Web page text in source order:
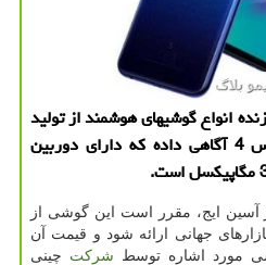
انواع گوشیهای هوشمند از تولید
تلفن همراه جدیدی به نام اس 4 آگاهی داده كه دارای دوربین
آسین ایج، مقرر است این گوشی از
جهانی ارائه شود و قیمت آن
شركت چینی